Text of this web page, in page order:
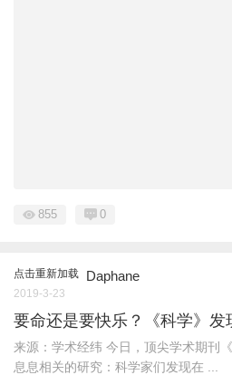
855 0
点击重新加载 Daphane
2019-3-23
要命还是要快乐？《科学》发
来源：学术经纬 今日，顶尖学术期刊
息息相关的研究：科学家们发现在 ...